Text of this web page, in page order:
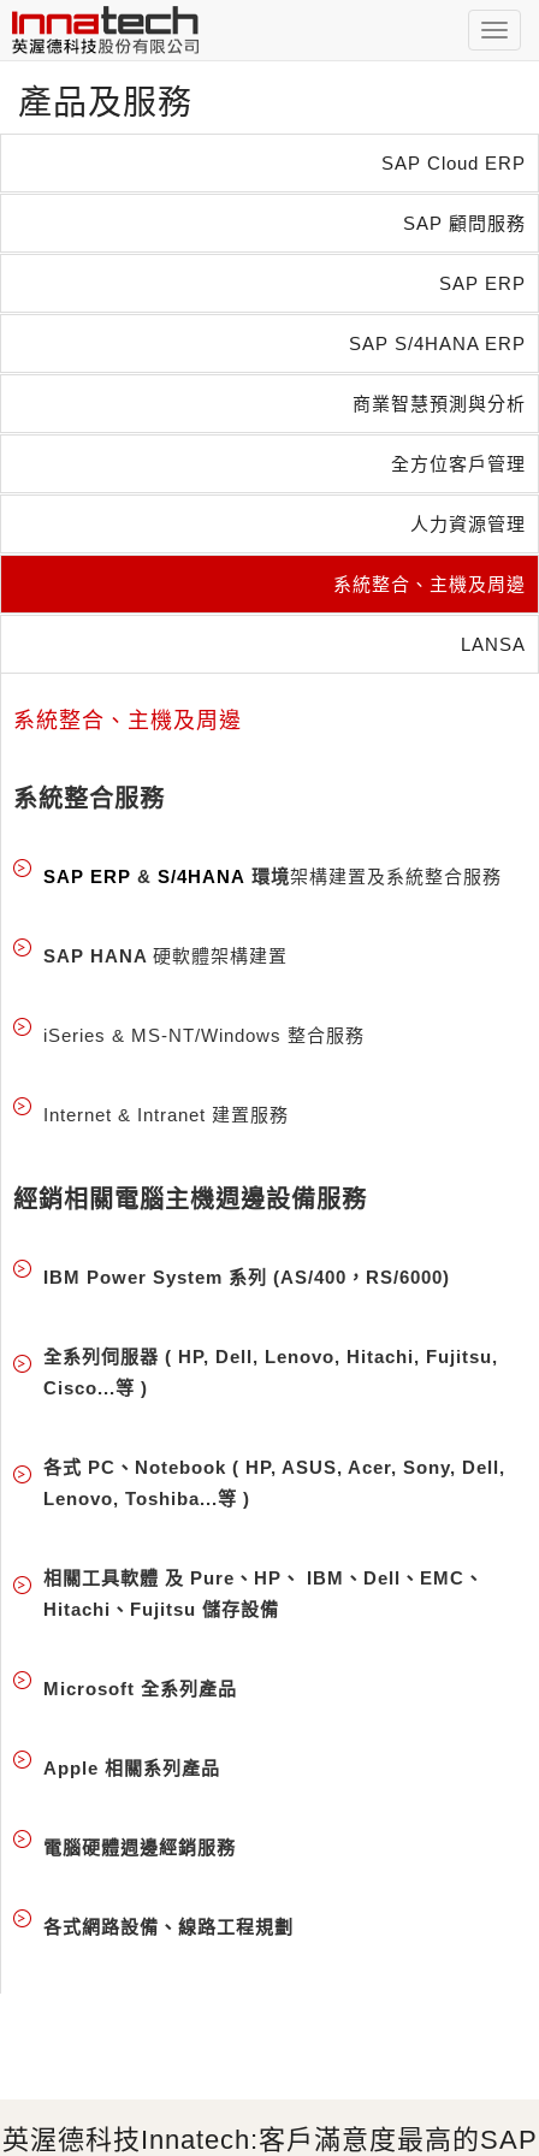
產品及服務
SAP Cloud ERP
SAP 顧問服務
SAP ERP
SAP S/4HANA ERP
商業智慧預測與分析
全方位客戶管理
人力資源管理
系統整合、主機及周邊
LANSA
系統整合、主機及周邊
系統整合服務
SAP ERP & S/4HANA 環境架構建置及系統整合服務
SAP HANA 硬軟體架構建置
iSeries & MS-NT/Windows 整合服務
Internet & Intranet 建置服務
經銷相關電腦主機週邊設備服務
IBM Power System 系列 (AS/400，RS/6000)
全系列伺服器 ( HP, Dell, Lenovo, Hitachi, Fujitsu,
Cisco...等 )
各式 PC、Notebook ( HP, ASUS, Acer, Sony, Dell,
Lenovo, Toshiba...等 )
相關工具軟體 及 Pure、HP、 IBM、Dell、EMC、
Hitachi、Fujitsu 儲存設備
Microsoft 全系列產品
Apple 相關系列產品
電腦硬體週邊經銷服務
各式網路設備、線路工程規劃
英渥德科技Innatech:客戶滿意度最高的SAP